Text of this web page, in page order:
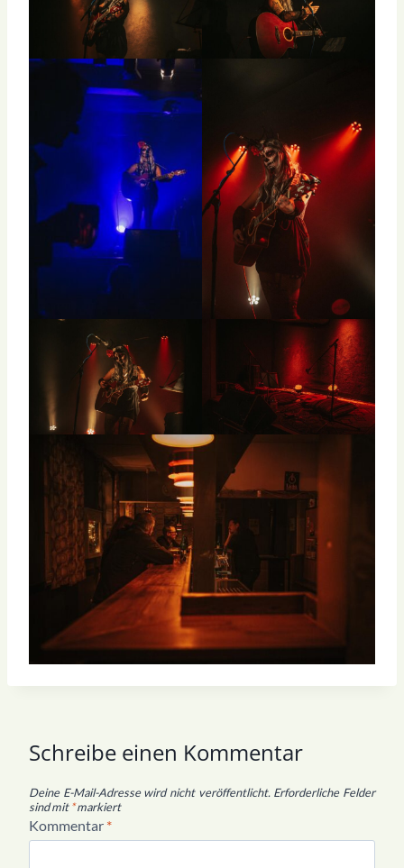
Schreibe einen Kommentar
Deine E-Mail-Adresse wird nicht veröffentlicht. Erforderliche Felder
sind mit*markiert
Kommentar *